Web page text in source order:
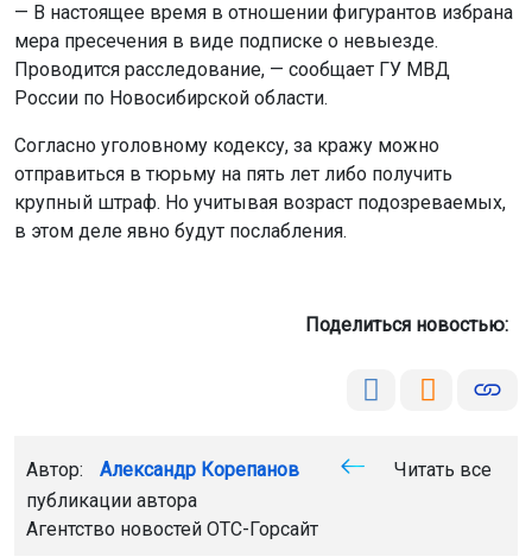
— В настоящее время в отношении фигурантов избрана
мера пресечения в виде подписке о невыезде.
Проводится расследование, — сообщает ГУ МВД
России по Новосибирской области.
Согласно уголовному кодексу, за кражу можно
отправиться в тюрьму на пять лет либо получить
крупный штраф. Но учитывая возраст подозреваемых,
в этом деле явно будут послабления.
Поделиться новостью:
Автор: Александр Корепанов
Читать все
публикации автора
Агентство новостей ОТС-Горсайт